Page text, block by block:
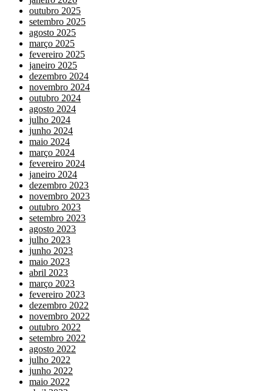
outubro 2025
setembro 2025
agosto 2025
março 2025
fevereiro 2025
janeiro 2025
dezembro 2024
novembro 2024
outubro 2024
agosto 2024
julho 2024
junho 2024
maio 2024
março 2024
fevereiro 2024
janeiro 2024
dezembro 2023
novembro 2023
outubro 2023
setembro 2023
agosto 2023
julho 2023
junho 2023
maio 2023
abril 2023
março 2023
fevereiro 2023
dezembro 2022
novembro 2022
outubro 2022
setembro 2022
agosto 2022
julho 2022
junho 2022
maio 2022